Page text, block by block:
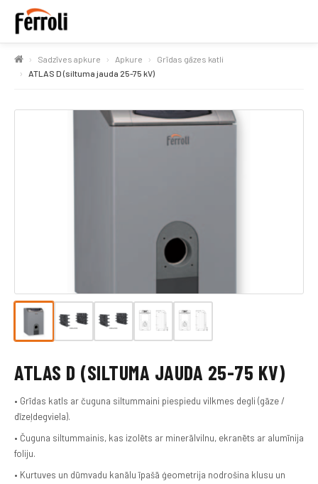
Sadzīves apkure Apkure
Grīdas gāzes katli
ATLAS D (siltuma jauda 25-75 kV)
ATLAS D (SILTUMA JAUDA 25-75 KV)
• Grīdas katls ar čuguna siltummaini piespiedu vilkmes degli (gāze /
dīzeļdegviela).
• Čuguna siltummainis, kas izolēts ar minerālvilnu, ekranēts ar alumīnija
foliju.
• Kurtuves un dūmvadu kanālu īpašā ģeometrija nodrošina klusu un